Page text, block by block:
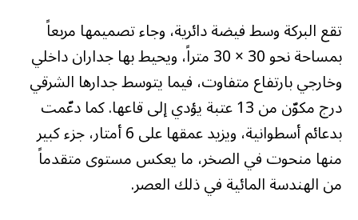
تقع البركة وسط فيضة دائرية، وجاء تصميمها مربعاً
بمساحة نحو 30 × 30 متراً، ويحيط بها جداران داخلي
وخارجي بارتفاع متفاوت، فيما يتوسط جدارها الشرقي
درج مكوّن من 13 عتبة يؤدي إلى قاعها. كما دعّمت
بدعائم أسطوانية، ويزيد عمقها على 6 أمتار، جزء كبير
منها منحوت في الصخر، ما يعكس مستوى متقدماً
من الهندسة المائية في ذلك العصر.